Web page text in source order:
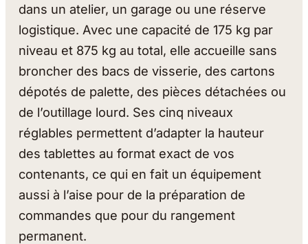
dans un atelier, un garage ou une réserve
logistique. Avec une capacité de 175 kg par
niveau et 875 kg au total, elle accueille sans
broncher des bacs de visserie, des cartons
dépotés de palette, des pièces détachées ou
de l’outillage lourd. Ses cinq niveaux
réglables permettent d’adapter la hauteur
des tablettes au format exact de vos
contenants, ce qui en fait un équipement
aussi à l’aise pour de la préparation de
commandes que pour du rangement
permanent.